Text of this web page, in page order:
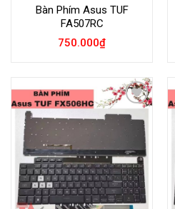
Bàn Phím Asus TUF
FA507RC
750.000₫
Add to
Wishlist